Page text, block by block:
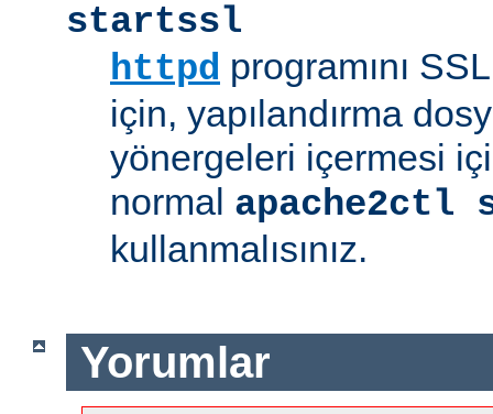
startssl
httpd programını
için, yapılandırma
yönergeleri içermesi
normal apache2ctl
kullanmalısınız.
Yorumlar